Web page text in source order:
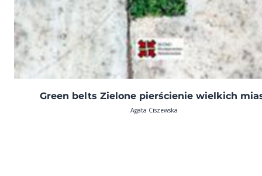
Green belts Zielone pierścienie wielkich
Agata Ciszewska